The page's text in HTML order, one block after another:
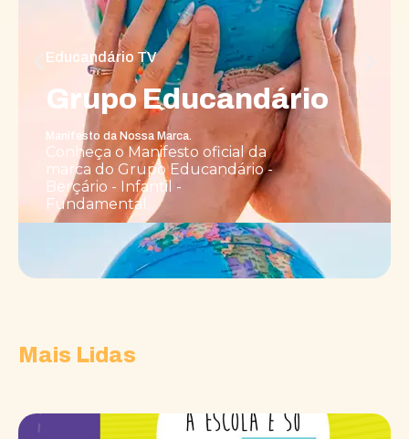
Educandário TV
Grupo Educandário
Manifesto da Nossa Marca.
Conheça o Manifesto oficial da
marca do Grupo Educandário -
Berçário - Infantil -
Fundamental.
Mais Lidas